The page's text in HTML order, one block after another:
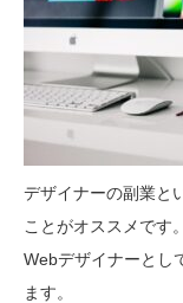
デザイナーの副業と
ことがオススメです。
Webデザイナーとし
ます。